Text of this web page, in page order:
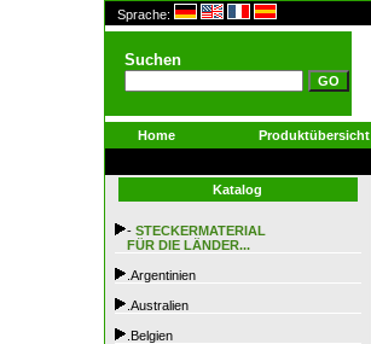
Sprache:
Suchen
Home Produktübersicht
Katalog
- STECKERMATERIAL
FÜR DIE LÄNDER...
.Argentinien
.Australien
.Belgien